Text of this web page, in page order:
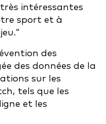
intéressantes
sport et à
des
des données de la
sur les
tels que les
et les